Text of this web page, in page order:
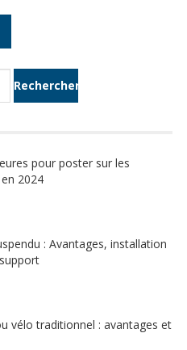
pour poster sur les
2024
: Avantages, installation
vélo traditionnel : avantages et